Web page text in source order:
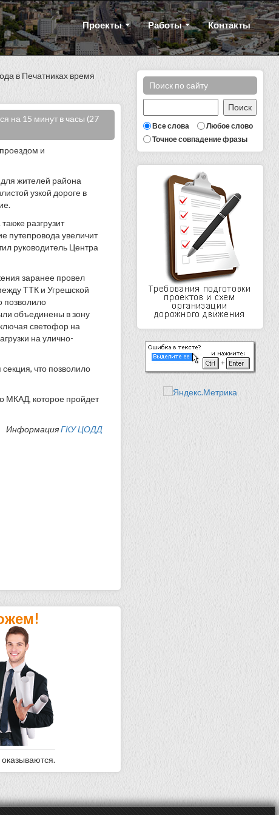
Проекты Работы Контакты
Поиск по сайту
Все слова
Любое слово
Точное совпадение фразы
в Печатниках время
на 15 минут в часы (27
и
жителей района
узкой дороге в
разгрузит
путепровода увеличит
руководитель Центра
заранее провел
ТТК и Угрешской
позволило
объединены в зону
светофор на
на улично-
что позволило
МКАД, которое пройдет
ИнформацияГКУ ЦОДД
оказываются.